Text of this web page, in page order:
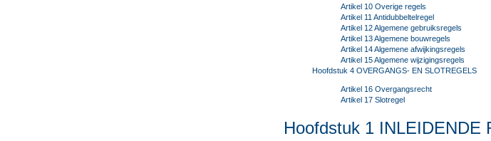
Artikel 10 Overige regels
Artikel 11 Antidubbeltelregel
Artikel 12 Algemene gebruiksregels
Artikel 13 Algemene bouwregels
Artikel 14 Algemene afwijkingsregels
Artikel 15 Algemene wijzigingsregels
Hoofdstuk 4 OVERGANGS- EN SLOTREGELS
Artikel 16 Overgangsrecht
Artikel 17 Slotregel
Hoofdstuk 1 INLEIDENDE